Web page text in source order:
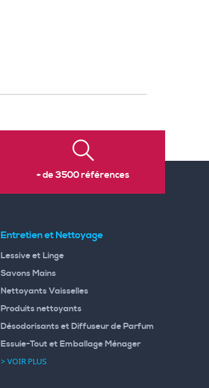
+ de 3500 références
Entretien et Nettoyage
Lessive et Linge
Savons Mains
Nettoyants Vaisselles
Produits nettoyants
Désodorisants et Diffuseur de Parfum
Essuie-Tout et Emballage Ménager
> VOIR PLUS